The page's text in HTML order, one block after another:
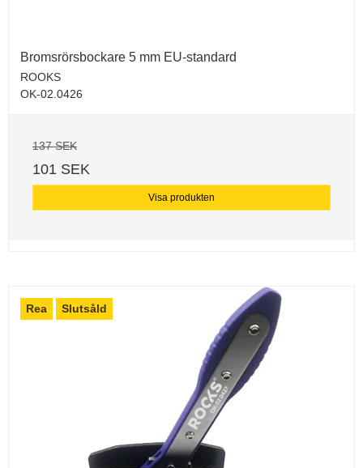
Bromsrörsbockare 5 mm EU-standard
ROOKS
OK-02.0426
137 SEK
101 SEK
Visa produkten
Rea Slutsåld